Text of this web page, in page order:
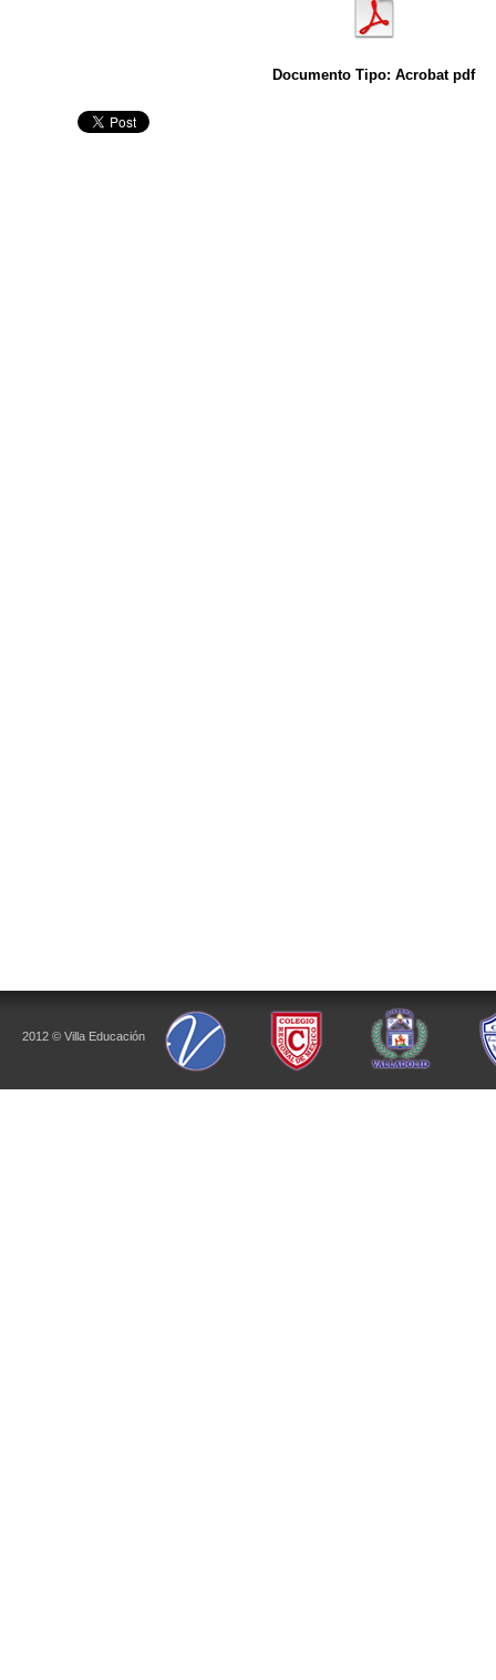
Documento Tipo: Acrobat pdf
2012 © Villa Educación